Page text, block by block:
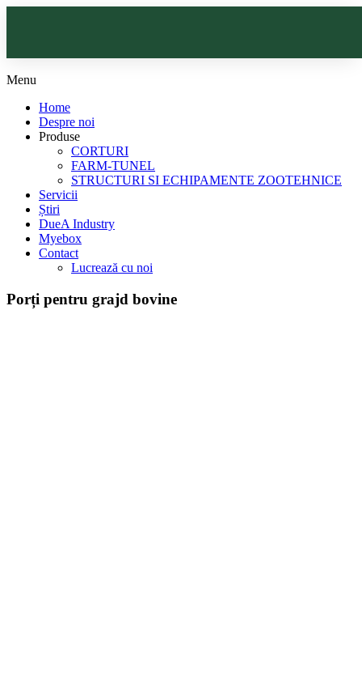
HOME
DESPRE NOI
PRODUSE
CORTURI
FARM-TUNEL
STRUCTURI ȘI ECHIPAMENTE ZOOTEHNICE
SERVICII
ȘTIRI
Menu
Home
Despre noi
Produse
CORTURI
FARM-TUNEL
STRUCTURI SI ECHIPAMENTE ZOOTEHNICE
Servicii
Știri
DueA Industry
Myebox
Contact
Lucrează cu noi
Porți pentru grajd bovine